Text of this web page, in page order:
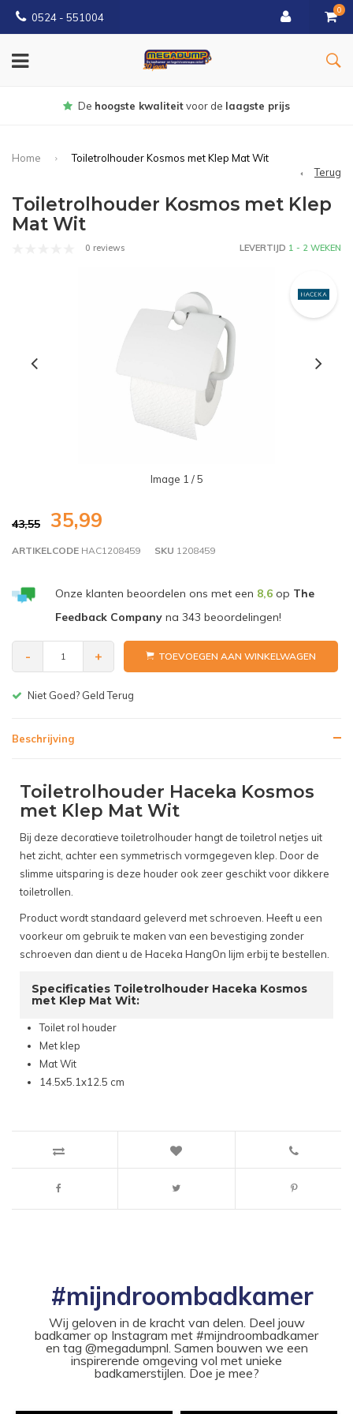
0524 - 551004
0
De hoogste kwaliteitvoor de laagste prijs
Home
Toiletrolhouder Kosmos met Klep Mat Wit
Terug
Toiletrolhouder Kosmos met Klep
Mat Wit
0 reviews LEVERTIJD 1 - 2 WEKEN
Image 1 / 5
43,55 35,99
ARTIKELCODE HAC1208459 SKU 1208459
Onze klanten beoordelen ons met een 8,6op The
Feedback Companyna 343 beoordelingen!
- + TOEVOEGEN AAN WINKELWAGEN
Niet Goed? Geld Terug
Beschrijving
Toiletrolhouder Haceka Kosmos
met Klep Mat Wit
Bij deze decoratieve toiletrolhouder hangt de toiletrol netjes uit
het zicht, achter een symmetrisch vormgegeven klep. Door de
slimme uitsparing is deze houder ook zeer geschikt voor dikkere
toiletrollen.
Product wordt standaard geleverd met schroeven. Heeft u een
voorkeur om gebruik te maken van een bevestiging zonder
schroeven dan dient u de Haceka HangOn lijm erbij te bestellen.
Specificaties Toiletrolhouder Haceka Kosmos
met Klep Mat Wit:
Toilet rol houder
Met klep
Mat Wit
14.5x5.1x12.5 cm
#mijndroombadkamer
Wij geloven in de kracht van delen. Deel jouw
badkamer op Instagram met #mijndroombadkamer
en tag @megadumpnl. Samen bouwen we een
inspirerende omgeving vol met unieke
badkamerstijlen. Doe je mee?